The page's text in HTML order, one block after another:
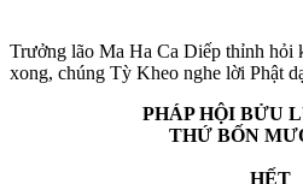
Trưởng lão Ma Ha Ca Diếp thỉnh
xong, chúng Tỳ Kheo nghe lời Phật
PHÁP HỘI BỬU
THỨ BỐN
HẾT